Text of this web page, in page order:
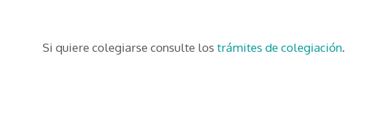
Si quiere colegiarse consulte los trámites de colegiación.